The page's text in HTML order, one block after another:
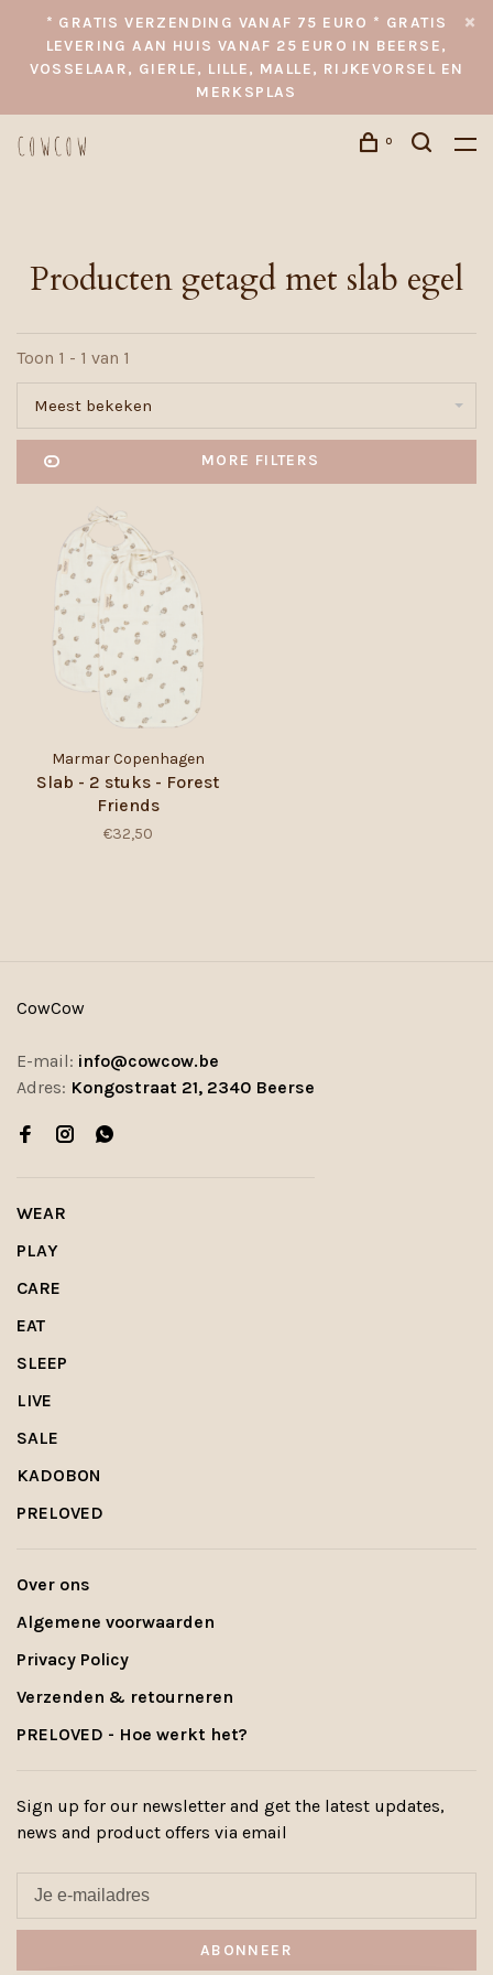
* GRATIS VERZENDING VANAF 75 EURO * GRATIS
LEVERING AAN HUIS VANAF 25 EURO IN BEERSE,
VOSSELAAR, GIERLE, LILLE, MALLE, RIJKEVORSEL EN
MERKSPLAS
0
Producten getagd met slab egel
Toon 1 - 1 van 1
Meest bekeken
MORE FILTERS
Marmar Copenhagen
Slab - 2 stuks - Forest
Friends
€32,50
CowCow
E-mail: info@cowcow.be
Adres: Kongostraat 21, 2340 Beerse
WEAR
PLAY
CARE
EAT
SLEEP
LIVE
SALE
KADOBON
PRELOVED
Over ons
Algemene voorwaarden
Privacy Policy
Verzenden & retourneren
PRELOVED - Hoe werkt het?
Sign up for our newsletter and get the latest updates,
news and product offers via email
ABONNEER